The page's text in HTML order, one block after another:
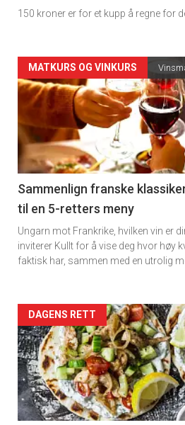
150 kroner er for et kupp å regne for
Forsiden
akkurat
nå
-
5
MATKURS OG VINKURS
Sammenlign franske
til en 5-retters meny
Ungarn mot Frankrike, hvilken vin er
inviterer Kullt for å vise deg hvor høy
faktisk har, sammen med en utrolig
Forsiden
akkurat
nå
-
DAGENS RETT